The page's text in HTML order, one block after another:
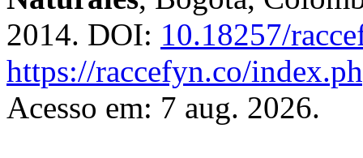
2014. DOI: 10.18257/
https://raccefyn.co/
Acesso em: 7 aug. 2026.